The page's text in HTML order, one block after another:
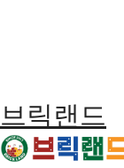
브릭랜드